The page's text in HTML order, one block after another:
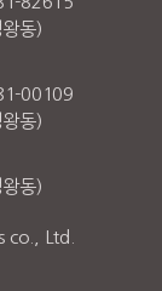
동)
00109
동)
동)
Ltd.